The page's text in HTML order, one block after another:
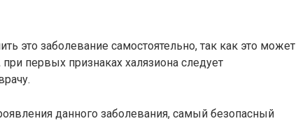
это заболевание самостоятельно, так как это может
при первых признаках халязиона следует
данного заболевания, самый безопасный